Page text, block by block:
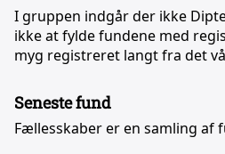
I gruppen indgår der ikke
ikke at fylde fundene med
myg registreret langt fra det
Seneste fund
Fællesskaber er en samling af